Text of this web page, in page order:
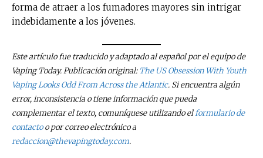
No te pierdas de las
forma de atraer a los fumadores mayores sin intrigar
indebidamente a los jóvenes.
Este artículo fue traducido y adaptado al español por el equipo de
Vaping Today. Publicación original: The US Obsession With Youth
Vaping Looks Odd From Across the Atlantic. Si encuentra algún
error, inconsistencia o tiene información que pueda
complementar el texto, comuníquese utilizando elformulario de
contactoo por correo electrónico a
redaccion@thevapingtoday.com.